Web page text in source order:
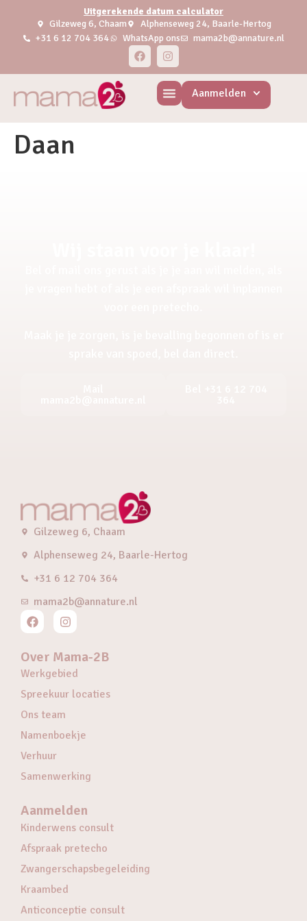
Uitgerekende datum calculator
Gilzeweg 6, Chaam
Alphenseweg 24, Baarle-Hertog
+31 6 12 704 364
WhatsApp ons mama2b@annature.nl
Aanmelden
Daan
Gilzeweg 6, Chaam
Alphenseweg 24, Baarle-Hertog
+31 6 12 704 364
mama2b@annature.nl
Over Mama-2B
Werkgebied
Spreekuur locaties
Ons team
Namenboekje
Verhuur
Samenwerking
Aanmelden
Kinderwens consult
Afspraak pretecho
Zwangerschapsbegeleiding
Kraambed
Anticonceptie consult